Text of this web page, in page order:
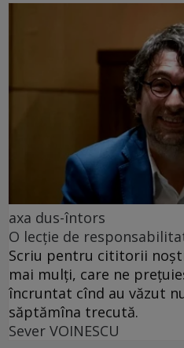
axa dus-întors
O lecție de
Scriu pentru cititorii
mai mulți, care ne
încruntat cînd au văzut
săptămîna trecută.
Sever VOINESCU